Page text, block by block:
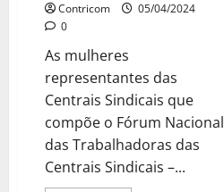
Contricom
05/04/2024
0
As mulheres
representantes das
Centrais Sindicais que
compõe o Fórum Nacional
das Trabalhadoras das
Centrais Sindicais –...